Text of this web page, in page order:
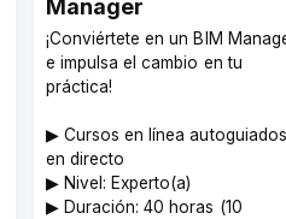
Manager­
¡Conviértete en un BIM
e impulsa el cambio en tu
práctica!
▶︎ Cursos en línea
en directo
▶︎ Nivel: Experto(a)
▶︎ Duración: 40 horas (10